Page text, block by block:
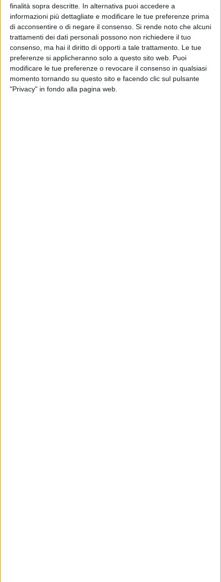
finalità sopra descritte. In alternativa puoi accedere a
informazioni più dettagliate e modificare le tue preferenze prima
di acconsentire o di negare il consenso. Si rende noto che alcuni
trattamenti dei dati personali possono non richiedere il tuo
consenso, ma hai il diritto di opporti a tale trattamento. Le tue
preferenze si applicheranno solo a questo sito web. Puoi
modificare le tue preferenze o revocare il consenso in qualsiasi
momento tornando su questo sito e facendo clic sul pulsante
"Privacy" in fondo alla pagina web.
Al pianoterra del Palazzo del Governo è stata poi allestita
una mostra dedicata all'Italia ed al tricolore dall'artista
andriese Ricarda Guantario, dal titolo "Esperienze
contemporanee d'arte materica e bellezza", con opere d'arte
contemporanea che trasmettono messaggi alla società ed
opere della serie Woman-Studi di donna, che rappresentano
l'espressione e la riflessione sul tema dei valori della società